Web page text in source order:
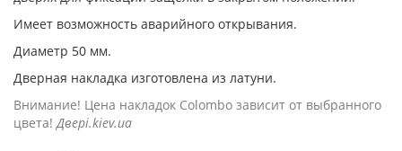
Имеет возможность аварийного открывания.
Диаметр 50 мм.
Дверная накладка изготовлена из латуни.
Внимание! Цена накладок Colombo зависит от выбранного
цвета!Двері.kiev.ua